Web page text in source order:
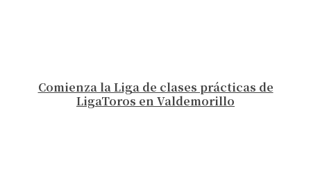
Comienza la Liga de clases prácticas de
LigaToros en Valdemorillo